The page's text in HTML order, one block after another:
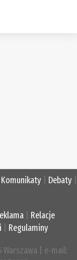
Komunikaty Debaty
Relacje
Regulaminy
Warszawa | e-mail: